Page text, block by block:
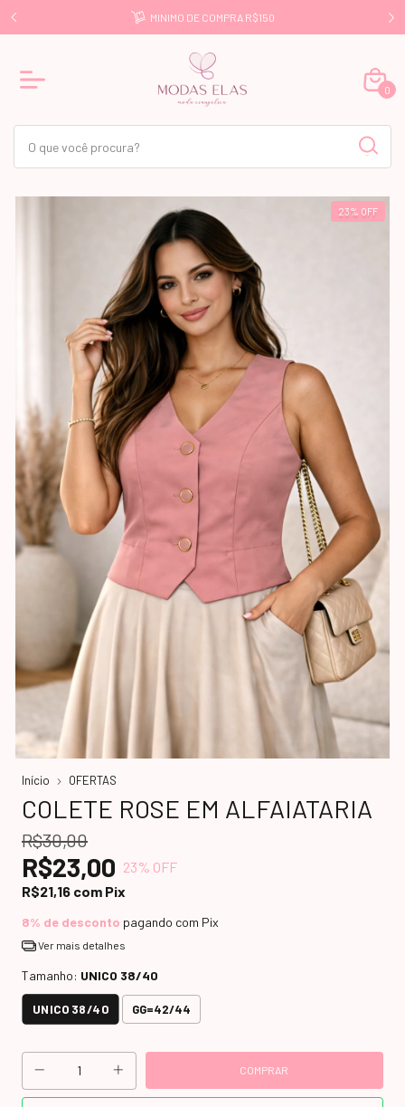
R$499 MINIMO DE COMPRA R$150
0
23% OFF
Início OFERTAS
COLETE ROSE EM ALFAIATARIA
R$30,00
R$23,00 23% OFF
R$21,16 com Pix
8% de desconto pagando com Pix
Ver mais detalhes
Tamanho: UNICO 38/40
UNICO 38/40 GG=42/44